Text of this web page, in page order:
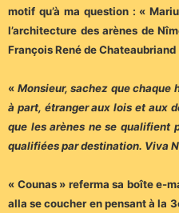
motif qu’à ma question : «
l’architecture des arènes de
François René de Chateaubriand
« Monsieur, sachez que chaque
à part, étranger aux lois et aux
que les arènes ne se qualifient
qualifiées par destination. Viva
« Counas » referma sa boîte e-
alla se coucher en pensant à la